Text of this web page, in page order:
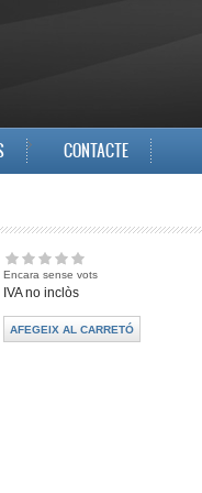
CONTACTE
Encara sense vots
IVA no inclòs